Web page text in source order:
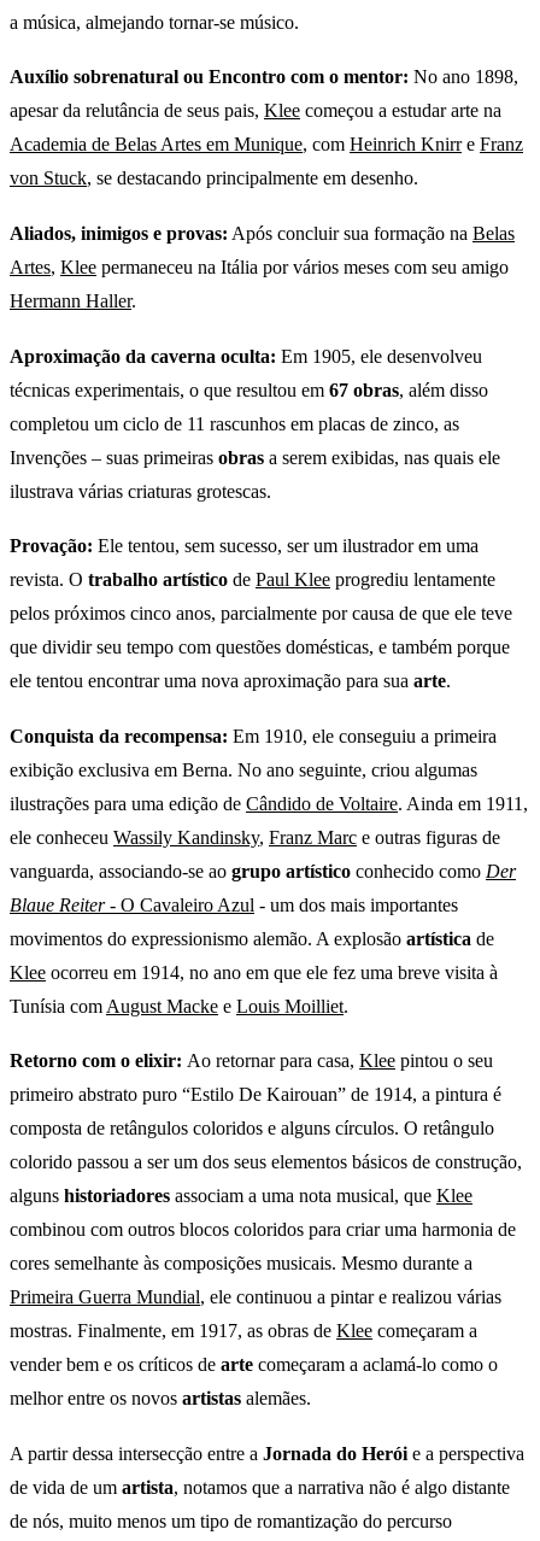
a música, almejando tornar-se músico.
Auxílio sobrenatural ou Encontro com o mentor: No ano 1898,
apesar da relutância de seus pais, Klee começou a estudar arte na
Academia de Belas Artes em Munique, com Heinrich Knirre Franz
von Stuck, se destacando principalmente em desenho.
Aliados, inimigos e provas: Após concluir sua formação na Belas
Artes, Klee permaneceu na Itália por vários meses com seu amigo
Hermann Haller.
Aproximação da caverna oculta: Em 1905, ele desenvolveu
técnicas experimentais, o que resultou em 67 obras, além disso
completou um ciclo de 11 rascunhos em placas de zinco, as
Invenções – suas primeiras obras a serem exibidas, nas quais ele
ilustrava várias criaturas grotescas.
Provação: Ele tentou, sem sucesso, ser um ilustrador em uma
revista. O trabalho artístico de Paul Klee progrediu lentamente
pelos próximos cinco anos, parcialmente por causa de que ele teve
que dividir seu tempo com questões domésticas, e também porque
ele tentou encontrar uma nova aproximação para sua arte.
Conquista da recompensa: Em 1910, ele conseguiu a primeira
exibição exclusiva em Berna. No ano seguinte, criou algumas
ilustrações para uma edição de Cândido de Voltaire. Ainda em 1911,
ele conheceu Wassily Kandinsky, Franz Marc e outras figuras de
vanguarda, associando-se ao grupo artístico conhecido como Der
Blaue Reiter- O Cavaleiro Azul - um dos mais importantes
movimentos do expressionismo alemão. A explosão artística de
Klee ocorreu em 1914, no ano em que ele fez uma breve visita à
Tunísia com August Macke e Louis Moilliet.
Retorno com o elixir: Ao retornar para casa, Klee pintou o seu
primeiro abstrato puro “Estilo De Kairouan” de 1914, a pintura é
composta de retângulos coloridos e alguns círculos. O retângulo
colorido passou a ser um dos seus elementos básicos de construção,
alguns historiadores associam a uma nota musical, que Klee
combinou com outros blocos coloridos para criar uma harmonia de
cores semelhante às composições musicais. Mesmo durante a
Primeira Guerra Mundial, ele continuou a pintar e realizou várias
mostras. Finalmente, em 1917, as obras de Klee começaram a
vender bem e os críticos de arte começaram a aclamá-lo como o
melhor entre os novos artistas alemães.
A partir dessa intersecção entre a Jornada do Herói e a perspectiva
de vida de um artista, notamos que a narrativa não é algo distante
de nós, muito menos um tipo de romantização do percurso